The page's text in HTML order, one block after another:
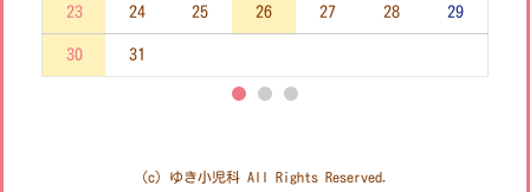
23 24 25 26 27 28 29
30 31
(c) ゆき小児科 All Rights Reserved.